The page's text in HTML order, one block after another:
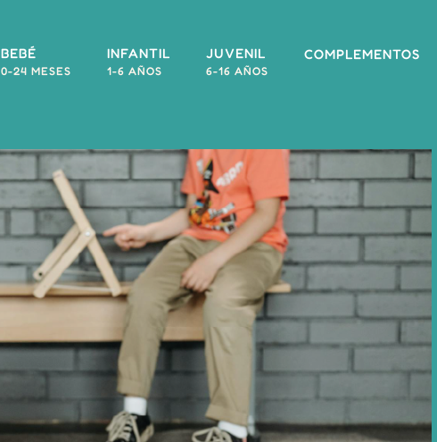
BEBÉ
0-24 MESES
INFANTIL
1-6 AÑOS
JUVENIL
6-16 AÑOS
COMPLEMENTOS